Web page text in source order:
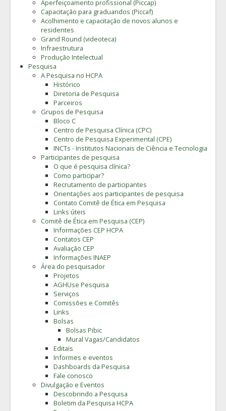
Aperfeiçoamento profissional (Piccap)
Capacitação para graduandos (Piccaf)
Acolhimento e capacitação de novos alunos e
residentes
Grand Round (videoteca)
Infraestrutura
Produção Intelectual
Pesquisa
A Pesquisa no HCPA
Histórico
Diretoria de Pesquisa
Parceiros
Grupos de Pesquisa
Bloco C
Centro de Pesquisa Clínica (CPC)
Centro de Pesquisa Experimental (CPE)
INCTs - Institutos Nacionais de Ciência e Tecnologia
Participantes de pesquisa
O que é pesquisa clínica?
Como participar?
Recrutamento de participantes
Orientações aos participantes de pesquisa
Contato Comitê de Ética em Pesquisa
Links úteis
Comitê de Ética em Pesquisa (CEP)
Informações CEP HCPA
Contatos CEP
Avaliação CEP
Informações INAEP
Área do pesquisador
Projetos
AGHUse Pesquisa
Serviços
Comissões e Comitês
Links
Bolsas
Bolsas Pibic
Mural Vagas/Candidatos
Editais
Informes e eventos
Dashboards da Pesquisa
Fale conosco
Divulgação e Eventos
Descobrindo a Pesquisa
Boletim da Pesquisa HCPA